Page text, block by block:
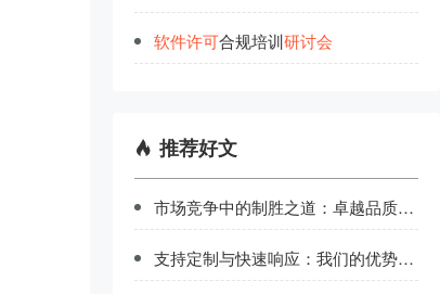
软件许可合规培训研讨会
推荐好文
市场竞争中的制胜之道：卓越品质与优质服务并重
支持定制与快速响应：我们的优势助力企业